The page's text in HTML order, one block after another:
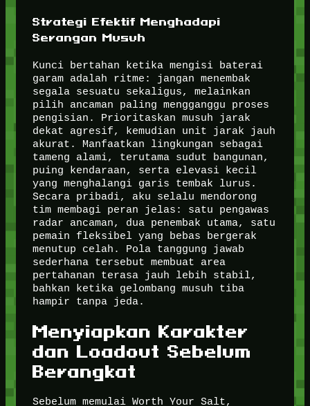
Strategi Efektif Menghadapi
Serangan Musuh
Kunci bertahan ketika mengisi baterai
garam adalah ritme: jangan menembak
segala sesuatu sekaligus, melainkan
pilih ancaman paling mengganggu proses
pengisian. Prioritaskan musuh jarak
dekat agresif, kemudian unit jarak jauh
akurat. Manfaatkan lingkungan sebagai
tameng alami, terutama sudut bangunan,
puing kendaraan, serta elevasi kecil
yang menghalangi garis tembak lurus.
Secara pribadi, aku selalu mendorong
tim membagi peran jelas: satu pengawas
radar ancaman, dua penembak utama, satu
pemain fleksibel yang bebas bergerak
menutup celah. Pola tanggung jawab
sederhana tersebut membuat area
pertahanan terasa jauh lebih stabil,
bahkan ketika gelombang musuh tiba
hampir tanpa jeda.
Menyiapkan Karakter
dan Loadout Sebelum
Berangkat
Sebelum memulai Worth Your Salt,